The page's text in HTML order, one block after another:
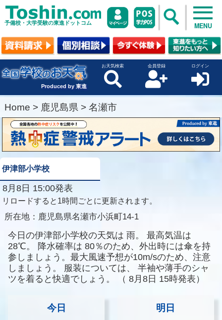
予備校・大学受験の東進ドットコム MENU
Produced by 東進
お天気検索 会員登録 ログイン
Home > 鹿児島県 > 名瀬市
伊津部小学校
8月8日 15:00発表
リロードすると1時間ごとに更新されます。
所在地： 鹿児島県名瀬市小浜町14-1
今日の伊津部小学校の天気は 雨。
最高気温は
28℃。
降水確率は 80％のため、外出時には傘を持
参しましょう。最大風速予想が10m/sのため、注意
しましょう。
服装については、
半袖や薄手のシャ
ツを着ると快適でしょう。
（ 8月8日 15時発表）
今日 明日